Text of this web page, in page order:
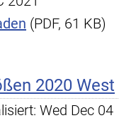
(PDF, 61 KB)
2020 West
Wed Dec 04